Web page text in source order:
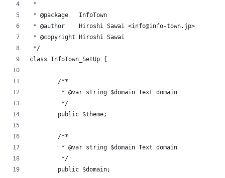
*
* @package   InfoTown
* @author    Hiroshi Sawai <info@info-town.jp>
* @copyright Hiroshi Sawai
*/
class InfoTown_SetUp {
	/**
	 * @var string $domain Text domain
	 */
	public $theme;
	/**
	 * @var string $domain Text domain
	 */
	public $domain;